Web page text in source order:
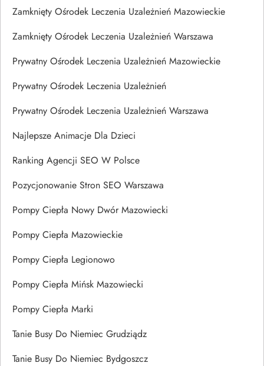
Zamknięty Ośrodek Leczenia Uzależnień Mazowieckie
Zamknięty Ośrodek Leczenia Uzależnień Warszawa
Prywatny Ośrodek Leczenia Uzależnień Mazowieckie
Prywatny Ośrodek Leczenia Uzależnień
Prywatny Ośrodek Leczenia Uzależnień Warszawa
Najlepsze Animacje Dla Dzieci
Ranking Agencji SEO W Polsce
Pozycjonowanie Stron SEO Warszawa
Pompy Ciepła Nowy Dwór Mazowiecki
Pompy Ciepła Mazowieckie
Pompy Ciepła Legionowo
Pompy Ciepła Mińsk Mazowiecki
Pompy Ciepła Marki
Tanie Busy Do Niemiec Grudziądz
Tanie Busy Do Niemiec Bydgoszcz